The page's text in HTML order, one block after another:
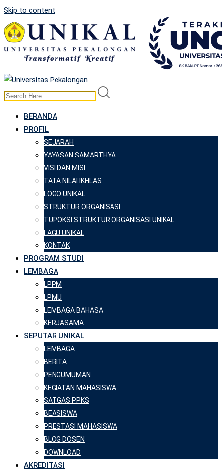
Skip to content
BERANDA
PROFIL
SEJARAH
YAYASAN SAMARTHYA
VISI DAN MISI
TATA NILAI IKHLAS
LOGO UNIKAL
STRUKTUR ORGANISASI
TUPOKSI STRUKTUR ORGANISASI UNIKAL
LAGU UNIKAL
KONTAK
PROGRAM STUDI
LEMBAGA
LPPM
LPMU
LEMBAGA BAHASA
KERJASAMA
SEPUTAR UNIKAL
LEMBAGA
BERITA
PENGUMUMAN
KEGIATAN MAHASISWA
SATGAS PPKS
BEASISWA
PRESTASI MAHASISWA
BLOG DOSEN
DOWNLOAD
AKREDITASI